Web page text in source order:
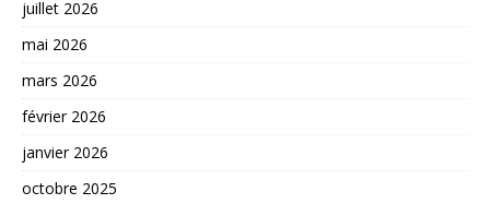
juillet 2026
mai 2026
mars 2026
février 2026
janvier 2026
octobre 2025